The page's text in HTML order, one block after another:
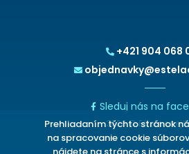
+421 904 068
Sleduj nás na
2026 ©
Prehliadaním týchto stránok
na spracovanie cookie